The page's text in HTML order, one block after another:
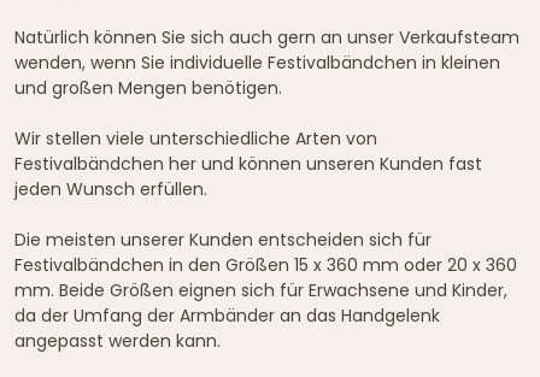
Natürlich können Sie sich auch gern an unser Verkaufsteam
wenden, wenn Sie individuelle Festivalbändchen in kleinen
und großen Mengen benötigen.
Wir stellen viele unterschiedliche Arten von
Festivalbändchen her und können unseren Kunden fast
jeden Wunsch erfüllen.
Die meisten unserer Kunden entscheiden sich für
Festivalbändchen in den Größen 15 x 360 mm oder 20 x 360
mm. Beide Größen eignen sich für Erwachsene und Kinder,
da der Umfang der Armbänder an das Handgelenk
angepasst werden kann.